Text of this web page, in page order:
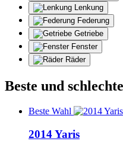
Lenkung
Federung
Getriebe
Fenster
Räder
Beste und
Beste Wahl
2014 Yaris